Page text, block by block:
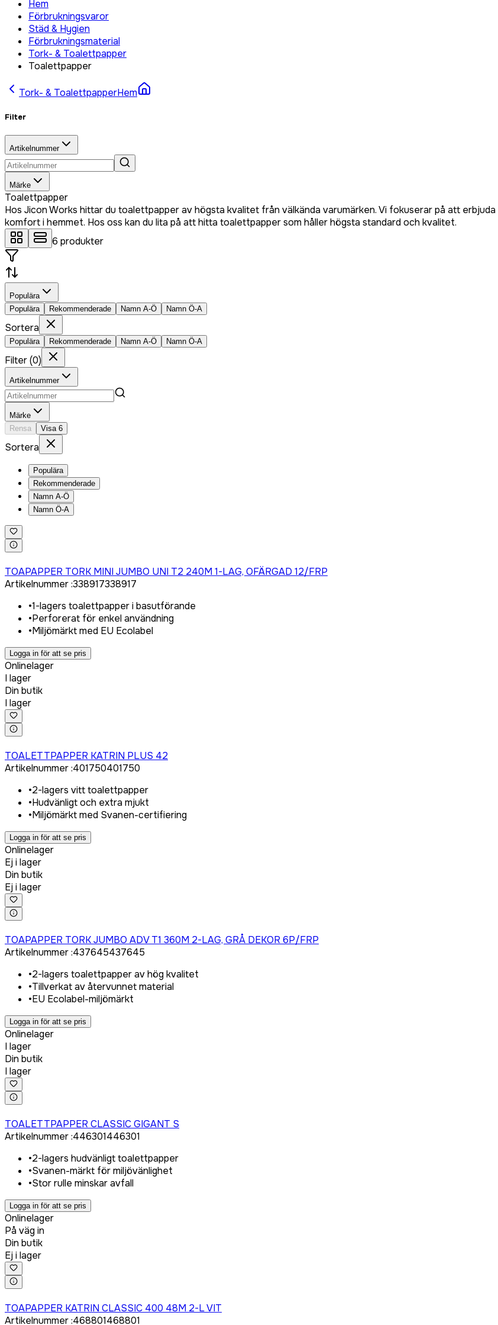
Hem
Förbrukningsvaror
Städ & Hygien
Förbrukningsmaterial
Tork- & Toalettpapper
Toalettpapper
Tork- & ToalettpapperHem
Filter
Artikelnummer
Märke
Toalettpapper
Hos Jicon Works hittar du toalettpapper av högsta kvalitet från välkända varumärken. Vi fokuserar på att
komfort i hemmet. Hos oss kan du lita på att hitta toalettpapper som håller högsta standard och kvalitet.
6 produkter
Populära
Populära
Rekommenderade Namn A-Ö Namn Ö-A
Sortera
Populära Rekommenderade Namn A-Ö Namn Ö-A
Filter(0)
Artikelnummer
Märke
Rensa
Visa 6
Sortera
Populära
Rekommenderade
Namn A-Ö
Namn Ö-A
TOAPAPPER TORK MINI JUMBO UNI T2 240M 1-LAG, OFÄRGAD 12/FRP
Artikelnummer:338917338917
•1-lagers toalettpapper i basutförande
•Perforerat för enkel användning
•Miljömärkt med EU Ecolabel
Logga in för att se pris
Onlinelager
I lager
Din butik
I lager
TOALETTPAPPER KATRIN PLUS 42
Artikelnummer:401750401750
•2-lagers vitt toalettpapper
•Hudvänligt och extra mjukt
•Miljömärkt med Svanen-certifiering
Logga in för att se pris
Onlinelager
Ej i lager
Din butik
Ej i lager
TOAPAPPER TORK JUMBO ADV T1 360M 2-LAG, GRÅ DEKOR 6P/FRP
Artikelnummer:437645437645
•2-lagers toalettpapper av hög kvalitet
•Tillverkat av återvunnet material
•EU Ecolabel-miljömärkt
Logga in för att se pris
Onlinelager
I lager
Din butik
I lager
TOALETTPAPPER CLASSIC GIGANT S
Artikelnummer:446301446301
•2-lagers hudvänligt toalettpapper
•Svanen-märkt för miljövänlighet
•Stor rulle minskar avfall
Logga in för att se pris
Onlinelager
På väg in
Din butik
Ej i lager
TOAPAPPER KATRIN CLASSIC 400 48M 2-L VIT
Artikelnummer:468801468801